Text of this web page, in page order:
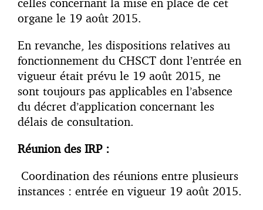
organe le 19 août 2015.
En revanche, les dispositions relatives au
fonctionnement du CHSCT dont l’entrée en
vigueur était prévu le 19 août 2015, ne
sont toujours pas applicables en l’absence
du décret d’application concernant les
délais de consultation.
Réunion des IRP :
Coordination des réunions entre plusieurs
instances : entrée en vigueur 19 août 2015.